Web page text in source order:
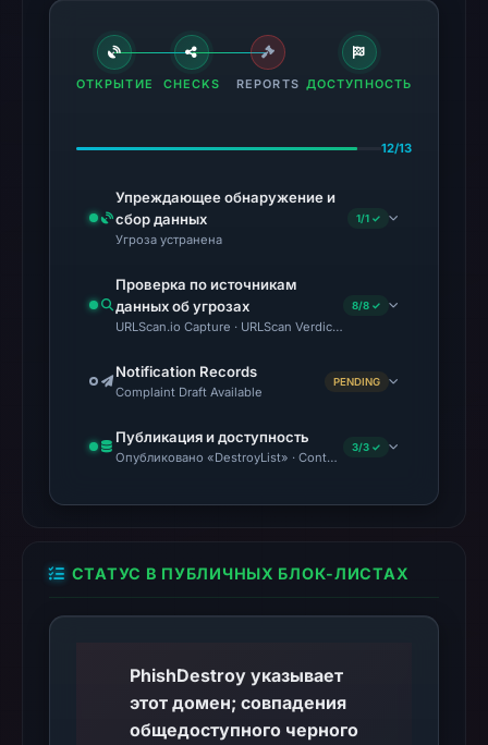
ОТКРЫТИЕ CHECKS REPORTS ДОСТУПНОСТЬ
12/13
Упреждающее обнаружение и
сбор данных
Угроза устранена
1/1 ✓
Проверка по источникам
данных об угрозах
URLScan.io Capture · URLScan Verdict · VirusTotal · Google
8/8 ✓
Notification Records
Complaint Draft Available
PENDING
Публикация и доступность
Опубликовано «DestroyList» · Content Observed Unavailable
3/3 ✓
СТАТУС В ПУБЛИЧНЫХ БЛОК-ЛИСТАХ
PhishDestroy указывает
этот домен; совпадения
общедоступного черного